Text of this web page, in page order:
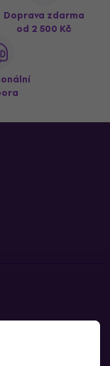
Doprava zdarma
od 2 500 Kč